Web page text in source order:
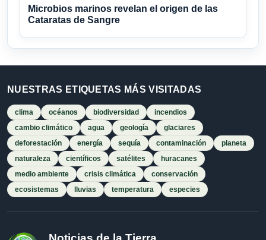
Microbios marinos revelan el origen de las
Cataratas de Sangre
NUESTRAS ETIQUETAS MÁS VISITADAS
clima océanos biodiversidad
incendios
cambio climático
agua geología
glaciares
deforestación
energía sequía contaminación
planeta
naturaleza
científicos satélites
huracanes
medio ambiente
crisis climática
conservación
ecosistemas
lluvias temperatura especies